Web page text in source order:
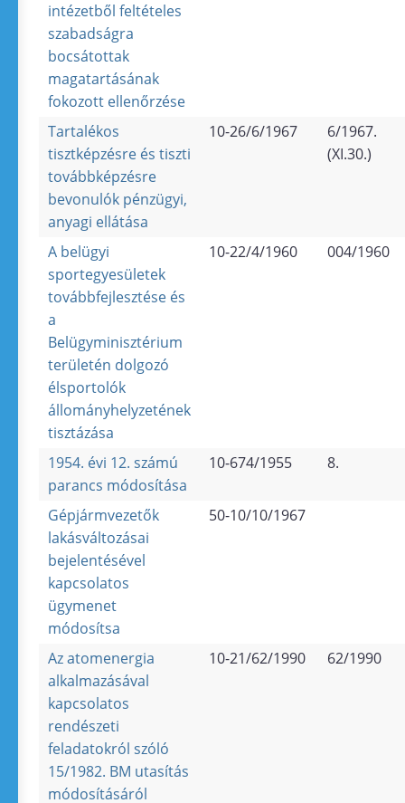
intézetből feltételes
szabadságra
bocsátottak
magatartásának
fokozott ellenőrzése
Tartalékos
tisztképzésre és tiszti
továbbképzésre
bevonulók pénzügyi,
anyagi ellátása
10-26/6/1967
6/1967.
(XI.30.)
A belügyi
sportegyesületek
továbbfejlesztése és
a
Belügyminisztérium
területén dolgozó
élsportolók
állományhelyzetének
tisztázása
10-22/4/1960 004/1960
1954. évi 12. számú
parancs módosítása
10-674/1955 8.
Gépjármvezetők
lakásváltozásai
bejelentésével
kapcsolatos
ügymenet
módosítsa
50-10/10/1967
Az atomenergia
alkalmazásával
kapcsolatos
rendészeti
feladatokról szóló
15/1982. BM utasítás
módosításáról
10-21/62/1990 62/1990